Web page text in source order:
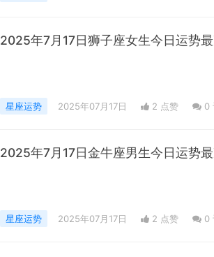
2025年7月17日狮子座女生今日运势
星座运势 2025年07月17日 2 点赞 0
2025年7月17日金牛座男生今日运势
星座运势 2025年07月17日 2 点赞 0